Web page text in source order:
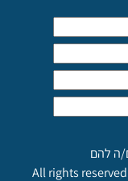
ה להם
All rights